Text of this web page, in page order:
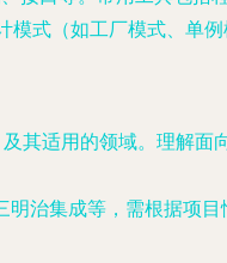
式（如工厂模式、单
其适用的领域。理解面
治集成等，需根据项目